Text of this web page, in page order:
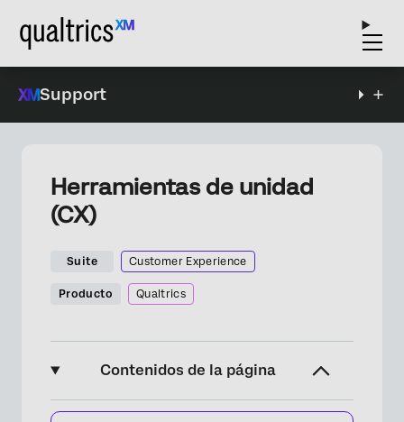
Support
Herramientas de unidad
(CX)
Suite Customer Experience
Producto Qualtrics
Contenidos de la página
Acerca de las Herramientas de unidad